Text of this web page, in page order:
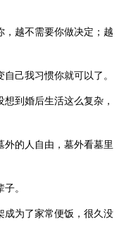
，越不需要你做决定；越
己我习惯你就可以了。
到婚后生活这么复杂，
外的人自由，墓外看墓里
。
成为了家常便饭，很久没